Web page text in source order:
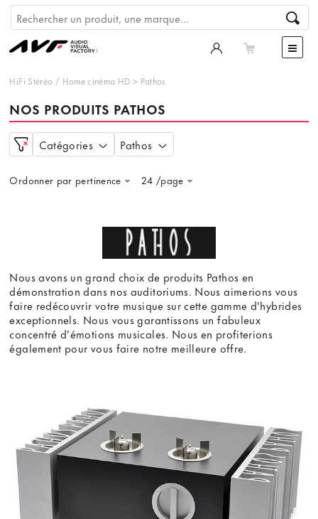
HiFi Stéréo / Home cinéma HD > Pathos
NOS PRODUITS PATHOS
Catégories Pathos
Ordonner par pertinence 24 /page
Nous avons un grand choix de produits Pathos en
démonstration dans nos auditoriums. Nous aimerions vous
faire redécouvrir votre musique sur cette gamme d'hybrides
exceptionnels. Nous vous garantissons un fabuleux
concentré d'émotions musicales. Nous en profiterions
également pour vous faire notre meilleure offre.